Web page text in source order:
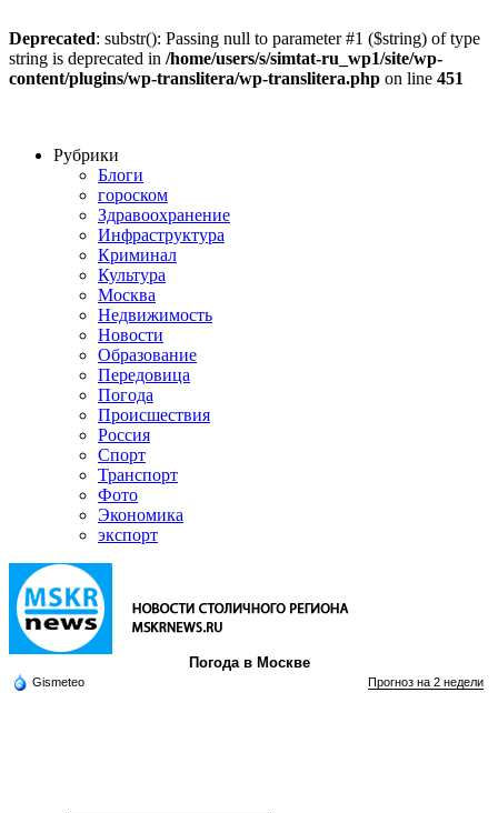
Deprecated: substr(): Passing null to parameter #1 ($string) of type
string is deprecated in /home/users/s/simtat-ru_wp1/site/wp-
content/plugins/wp-translitera/wp-translitera.php on line 451
Рубрики
Блоги
гороском
Здравоохранение
Инфраструктура
Криминал
Культура
Москва
Недвижимость
Новости
Образование
Передовица
Погода
Происшествия
Россия
Спорт
Транспорт
Фото
Экономика
экспорт
Погода в Москве
Gismeteo Прогноз на 2 недели